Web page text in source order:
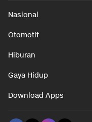
Nasional
Otomotif
Hiburan
Gaya Hidup
Download Apps